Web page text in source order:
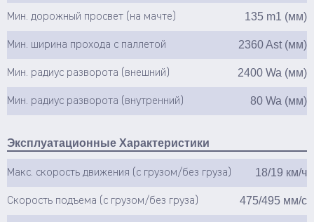
Мин. дорожный просвет (на мачте) 135 m1 (мм)
Мин. ширина прохода с паллетой 2360 Ast (мм)
Мин. радиус разворота (внешний) 2400 Wa (мм)
Мин. радиус разворота (внутренний) 80 Wa (мм)
Эксплуатационные Характеристики
Макс. скорость движения (с грузом/без груза) 18/19 км/ч
Скорость подъема (с грузом/без груза) 475/495 мм/с